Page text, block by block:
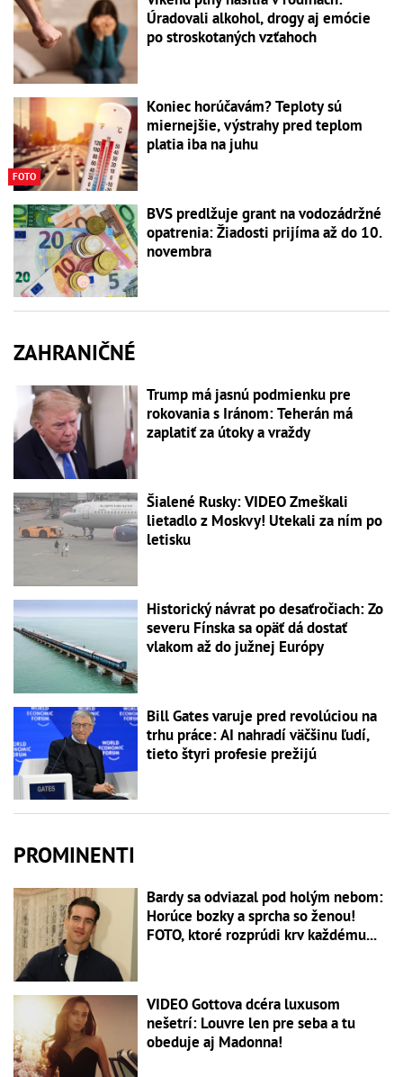
Úradovali alkohol, drogy aj emócie
po stroskotaných vzťahoch
FOTO
Koniec horúčavám? Teploty sú
miernejšie, výstrahy pred teplom
platia iba na juhu
BVS predlžuje grant na vodozádržné
opatrenia: Žiadosti prijíma až do 10.
novembra
ZAHRANIČNÉ
Trump má jasnú podmienku pre
rokovania s Iránom: Teherán má
zaplatiť za útoky a vraždy
Šialené Rusky: VIDEO Zmeškali
lietadlo z Moskvy! Utekali za ním po
letisku
Historický návrat po desaťročiach: Zo
severu Fínska sa opäť dá dostať
vlakom až do južnej Európy
Bill Gates varuje pred revolúciou na
trhu práce: AI nahradí väčšinu ľudí,
tieto štyri profesie prežijú
PROMINENTI
Bardy sa odviazal pod holým nebom:
Horúce bozky a sprcha so ženou!
FOTO, ktoré rozprúdi krv každému...
VIDEO Gottova dcéra luxusom
nešetrí: Louvre len pre seba a tu
obeduje aj Madonna!